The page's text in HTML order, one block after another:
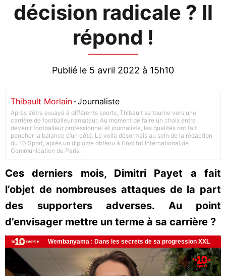
décision radicale ? Il
répond !
Publié le 5 avril 2022 à 15h10
Thibault Morlain-Journaliste
Après s’être essayé à différents sports, Thibault se tourne vers une
carrière de footballeur amateur. Au moment de faire un choix entre
devenir footballeur professionnel et journaliste, les qualités ont fait
pencher la balance d’un côté. Le voilà désormais au sein de la rédaction
du 10 Sport, après un diplôme obtenu à l’Institut International de
Communication de Paris.
Ces derniers mois, Dimitri Payet a fait
l’objet de nombreuses attaques de la part
des supporters adverses. Au point
d’envisager mettre un terme à sa carrière ?